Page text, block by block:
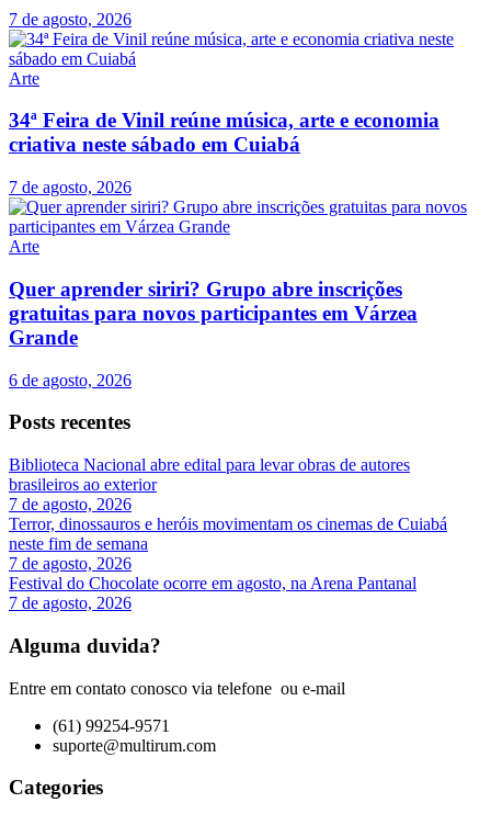
7 de agosto, 2026
Arte
34ª Feira de Vinil reúne música, arte e economia
criativa neste sábado em Cuiabá
7 de agosto, 2026
Arte
Quer aprender siriri? Grupo abre inscrições
gratuitas para novos participantes em Várzea
Grande
6 de agosto, 2026
Posts recentes
Biblioteca Nacional abre edital para levar obras de autores
brasileiros ao exterior
7 de agosto, 2026
Terror, dinossauros e heróis movimentam os cinemas de Cuiabá
neste fim de semana
7 de agosto, 2026
Festival do Chocolate ocorre em agosto, na Arena Pantanal
7 de agosto, 2026
Alguma duvida?
Entre em contato conosco via telefone ou e-mail
(61) 99254-9571
suporte@multirum.com
Categories